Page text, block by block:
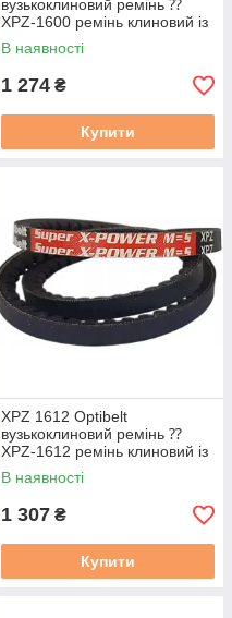
вузькоклиновий ремінь ⁇
XPZ-1600 ремінь клиновий із
фасонним зубом
В наявності
1 274 ₴
Купити
XPZ 1612 Optibelt
вузькоклиновий ремінь ⁇
XPZ-1612 ремінь клиновий із
фасонним зубом
В наявності
1 307 ₴
Купити